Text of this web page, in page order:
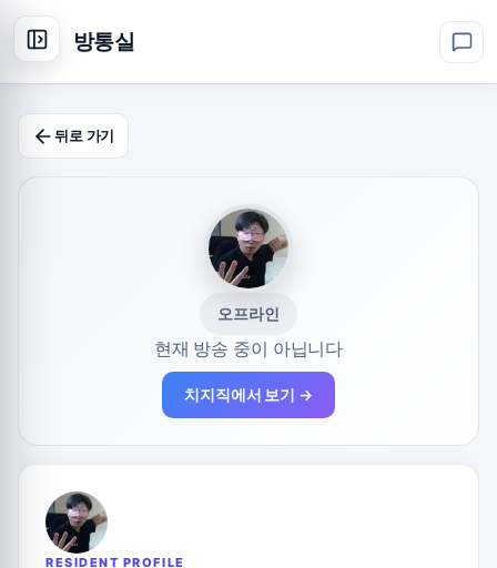
방통실
뒤로 가기
오프라인
현재 방송 중이 아닙니다
치지직에서 보기 →
RESIDENT PROFILE